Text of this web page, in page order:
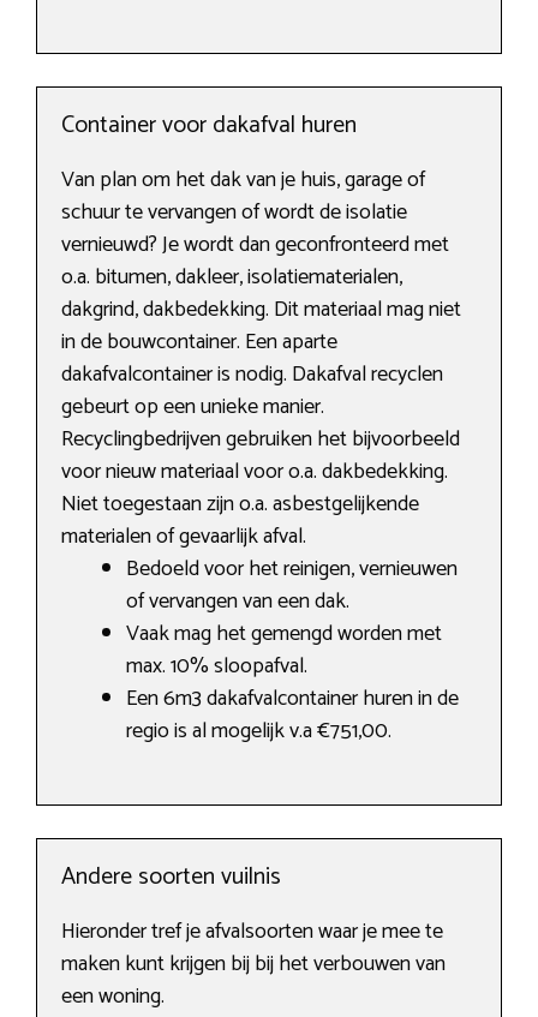
Container voor dakafval huren
Van plan om het dak van je huis, garage of
schuur te vervangen of wordt de isolatie
vernieuwd? Je wordt dan geconfronteerd met
o.a. bitumen, dakleer, isolatiematerialen,
dakgrind, dakbedekking. Dit materiaal mag niet
in de bouwcontainer. Een aparte
dakafvalcontainer is nodig. Dakafval recyclen
gebeurt op een unieke manier.
Recyclingbedrijven gebruiken het bijvoorbeeld
voor nieuw materiaal voor o.a. dakbedekking.
Niet toegestaan zijn o.a. asbestgelijkende
materialen of gevaarlijk afval.
Bedoeld voor het reinigen, vernieuwen
of vervangen van een dak.
Vaak mag het gemengd worden met
max. 10% sloopafval.
Een 6m3 dakafvalcontainer huren in de
regio is al mogelijk v.a €751,00.
Andere soorten vuilnis
Hieronder tref je afvalsoorten waar je mee te
maken kunt krijgen bij bij het verbouwen van
een woning.